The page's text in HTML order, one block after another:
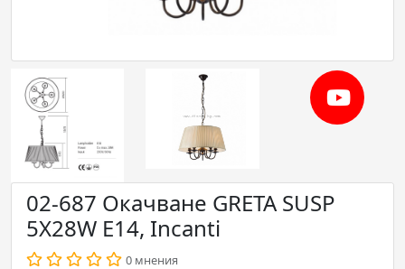
02-687 Окачване GRETA SUSP
5X28W E14, Incanti
0 мнения